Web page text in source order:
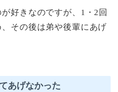
好きなのですが、1・2回
その後は弟や後輩にあげ
あげなかった